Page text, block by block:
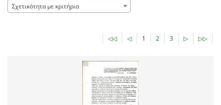
Σχετικότητα με κριτήρια
◁◁ ◁ 1 2 3 ▷ ▷▷